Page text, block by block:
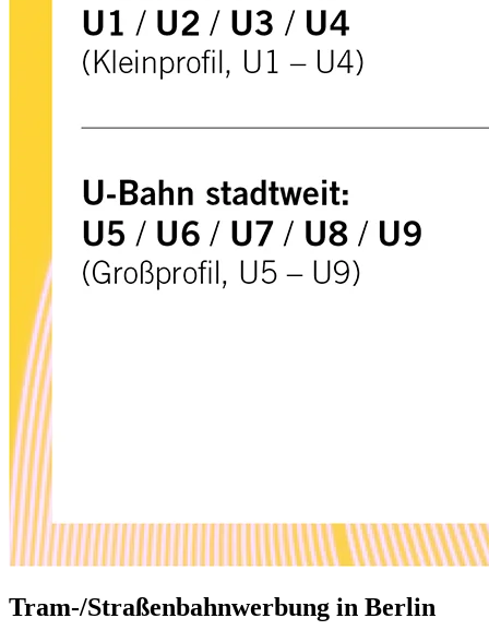
Tram-/Straßenbahnwerbung in Berlin